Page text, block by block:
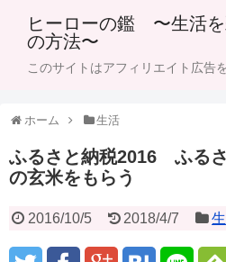
ヒーローの鑑 〜生活を
の方法〜
このサイトはアフィリエイト広告
ホーム 生活
ふるさと納税2016 ふる
の玄米をもらう
2016/10/5 2018/4/7